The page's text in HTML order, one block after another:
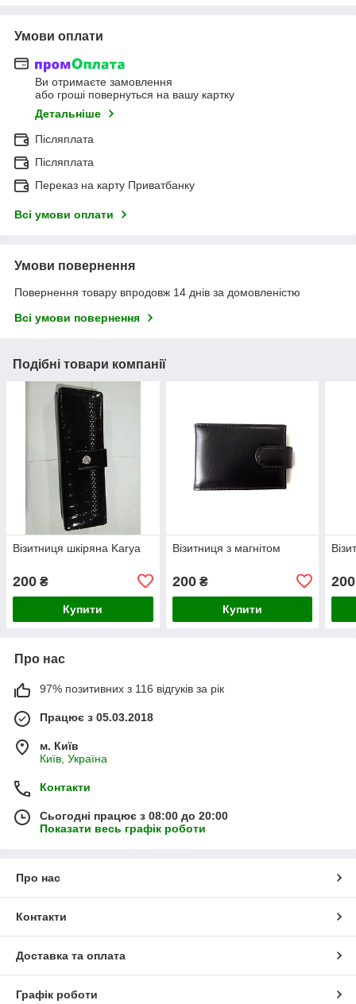
Умови оплати
Ви отримаєте замовлення
або гроші повернуться на вашу картку
Детальніше
Післяплата
Післяплата
Переказ на карту Приватбанку
Всі умови оплати
Умови повернення
Повернення товару впродовж 14 днів за домовленістю
Всі умови повернення
Подібні товари компанії
Візитниця шкіряна Karya
200 ₴
Купити
Візитниця з магнітом
200₴
Купити
200
Про нас
97% позитивних з 116 відгуків за рік
Працює з 05.03.2018
м. Київ
Київ, Україна
Контакти
Сьогодні працює з 08:00 до 20:00
Показати весь графік роботи
Про нас
Контакти
Доставка та оплата
Графік роботи